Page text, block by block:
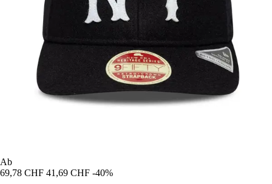
Ab
69,78 CHF 41,69 CHF -40%